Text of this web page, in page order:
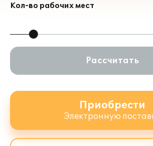
машин с автоматическим
норме, учет движения
автоматическая
выработки основных
учет затрат в
ведение учета выполненных
технологических операций
ведение учета затрат на
обслуживание по каждому
Кол-во рабочих мест
Рассчитать
Приобрести
Электронную